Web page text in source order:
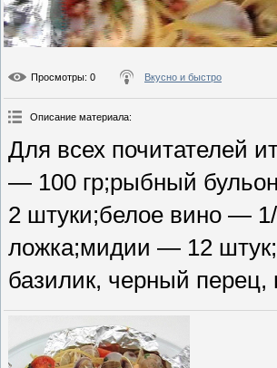
Просмотры: 0 Вкусно и быстро
Описание материала:
Для всех почитателей
— 100 гр;рыбный
2 штуки;белое вино —
ложка;мидии — 12
базилик, черный